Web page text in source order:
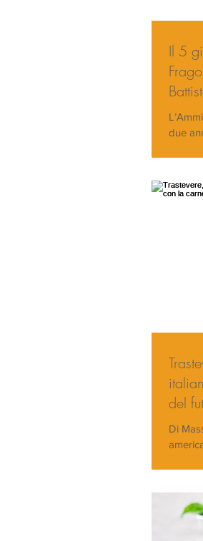
Il 5
due
del
Di